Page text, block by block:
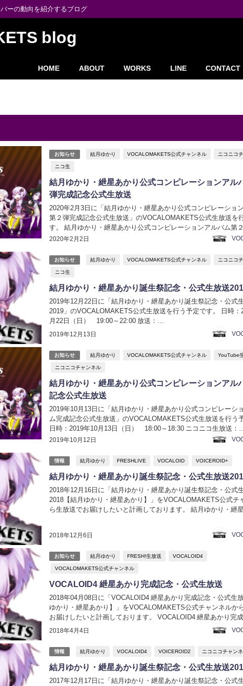
ーの動向を紹介するブログ
blog
HOME ABOUT WORKS LINE CONTACT
お知らせ 結月ゆかり VOCALOMAKETS公式チャンネル ニコニコ
ニコ生
結月ゆかり・紲星あかり公式コンピレーションアル
弾完成記念公式生放送
2020年2月2日
2020年2月3日に「結月ゆかり・紲星あかり公式コンピレーショ
第２弾完成記念公式生放送」のVOCALOMAKETS公式生放送を
す。 結月ゆかり・紲星あかり公式コンピレーションアルバム第２
念公式生放送【結月ゆかり・紲星あかり】 日時：2020年2月3
お知らせ 結月ゆかり VOCALOMAKETS公式チャンネル ニコニコ
ニコ生
結月ゆかり・紲星あかり誕生祭記念・公式生放送
2019年12月13日
2019年12月22日に「結月ゆかり・紲星あかり誕生祭記念・公式
2019」のVOCALOMAKETS公式生放送を行う予定です。 日時：
月22日（日） 19:00～22:00 放送：
https://live2.nicovideo.jp/watch/lv323349386 ハッシュタグ：
お知らせ 結月ゆかり VOCALOMAKETS公式チャンネル YouTube
ニコニコチャンネル
結月ゆかり・紲星あかり公式コンピレーションアル
記念公式生放送
2019年10月12日
2019年10月13日に「結月ゆかり・紲星あかり公式コンピレーシ
ム完成記念公式生放送」のVOCALOMAKETS公式生放送を行う
日時：2019年10月13日（日） 18:00～18:30 ニコニコ生放送：
http://live.nicovideo.jp/watch/lv322398822 YouT...
情報 結月ゆかり FRESHLIVE VOCALOID VOICEROID+
結月ゆかり・紲星あかり誕生祭記念・公式生放送
2018年12月6日
2018年12月16日に「結月ゆかり・紲星あかり誕生祭記念・公式
2018【結月ゆかり・紲星あかり】」をVOCALOMAKETS公式チ
ら生放送でお届けしたいと計画しております。 結月ゆかり・紲星
お知らせ 結月ゆかり FRESH!生放送 VOCALOID4
VOCALOMAKETS公式チャンネル
VOCALOID4 紲星あかり完成記念・公式生放送
2018年4月4日
2018年04月08日に「VOCALOID4 紲星あかり完成記念・公式生
ゆかり・紲星あかり】」をVOCALOMAKETS公式チャンネルか
お届けしたいと計画しております。 VOCALOID4 紲星あかり完成
式生放送【結月ゆかり・紲星あかり】 ニコニコ生放送 FRESH!
情報 結月ゆかり VOCALOID4 VOICEROID2 ニコニコチャン
結月ゆかり・紲星あかり誕生祭記念・公式生放送
2017年12月17日に「結月ゆかり・紲星あかり誕生祭記念・公式